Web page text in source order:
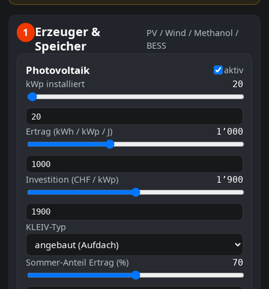
1 Erzeuger &
Speicher
PV / Wind / Methanol /
BESS
Photovoltaik
aktiv
kWp installiert
20
Ertrag (kWh / kWp / J) 1’000
Investition (CHF / kWp) 1’900
KLEIV-Typ
Sommer-Anteil Ertrag (%) 70